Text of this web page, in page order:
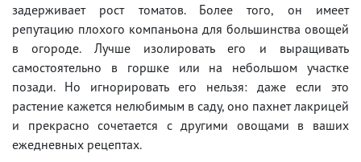
задерживает рост томатов. Более того, он имеет
репутацию плохого компаньона для большинства овощей
в огороде. Лучше изолировать его и выращивать
самостоятельно в горшке или на небольшом участке
позади. Но игнорировать его нельзя: даже если это
растение кажется нелюбимым в саду, оно пахнет лакрицей
и прекрасно сочетается с другими овощами в ваших
ежедневных рецептах.